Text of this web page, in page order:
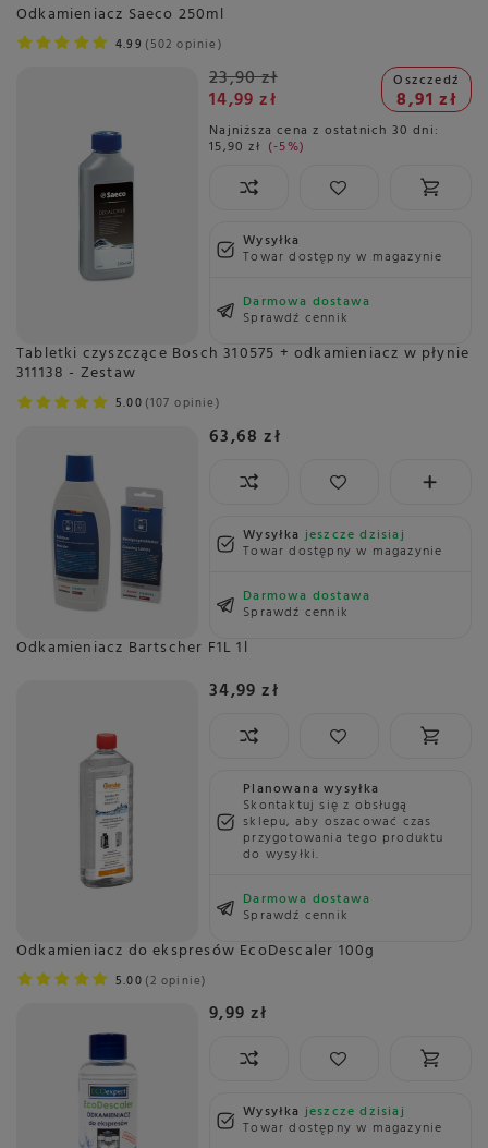
Odkamieniacz Saeco 250ml
4.99 502 opinie
23,90 zł
14,99 zł
Oszczedź
8,91 zł
Najniższa cena z ostatnich 30 dni:
15,90 zł -5%
Wysyłka
Towar dostępny w magazynie
Darmowa dostawa
Sprawdź cennik
Tabletki czyszczące Bosch 310575 + odkamieniacz w płynie
311138 - Zestaw
5.00 107 opinie
63,68 zł
Wysyłkajeszcze dzisiaj
Towar dostępny w magazynie
Darmowa dostawa
Sprawdź cennik
Odkamieniacz Bartscher F1L 1l
34,99 zł
Planowana wysyłka
Skontaktuj się z obsługą
sklepu, aby oszacować czas
przygotowania tego produktu
do wysyłki.
Darmowa dostawa
Sprawdź cennik
Odkamieniacz do ekspresów EcoDescaler 100g
5.00 2 opinie
9,99 zł
Wysyłkajeszcze dzisiaj
Towar dostępny w magazynie